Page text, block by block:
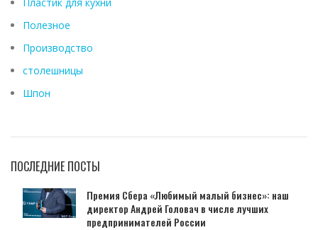
Полезное
Производство
столешницы
Шпон
ПОСЛЕДНИЕ ПОСТЫ
Премия Сбера «Любимый малый бизнес»: наш
директор Андрей Головач в числе лучших
предпринимателей России